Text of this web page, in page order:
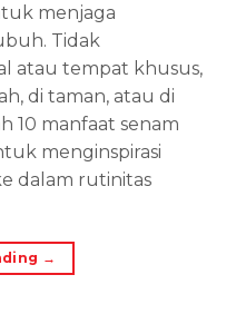
menjaga
Tidak
atau tempat khusus,
di taman, atau di
10 manfaat senam
menginspirasi
dalam rutinitas
→